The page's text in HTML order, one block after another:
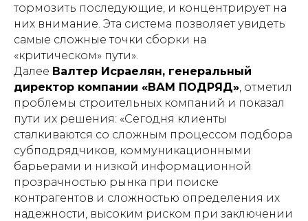
тормозить последующие, и концентрирует на
них внимание. Эта система позволяет увидеть
самые сложные точки сборки на
«критическом» пути».
Далее Валтер Исраелян, генеральный
директор компании «ВАМ ПОДРЯД» , отметил
проблемы строительных компаний и показал
пути их решения: «Сегодня клиенты
сталкиваются со сложным процессом подбора
субподрядчиков, коммуникационными
барьерами и низкой информационной
прозрачностью рынка при поиске
контрагентов и сложностью определения их
надежности, высоким риском при заключении